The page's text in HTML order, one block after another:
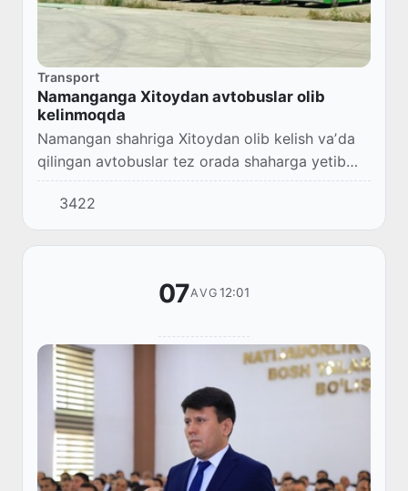
Transport
Namanganga Xitoydan avtobuslar olib
kelinmoqda
Namangan shahriga Xitoydan olib kelish vaʼda
qilingan avtobuslar tez orada shaharga yetib
kelib, yoʻnalishlarga qoʻyiladi.
3422
07AVG 12:01